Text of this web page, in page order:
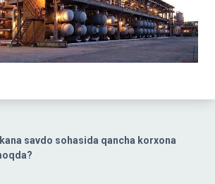
savdo sohasida qancha korxona